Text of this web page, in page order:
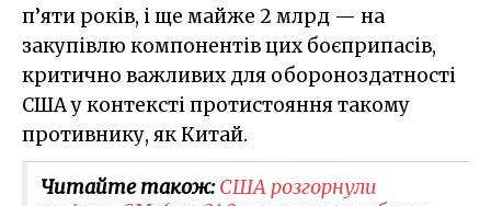
п’яти років, і ще майже 2 млрд — на
закупівлю компонентів цих боєприпасів,
критично важливих для обороноздатності
США у контексті протистояння такому
противнику, як Китай.
Читайте також:США розгорнули